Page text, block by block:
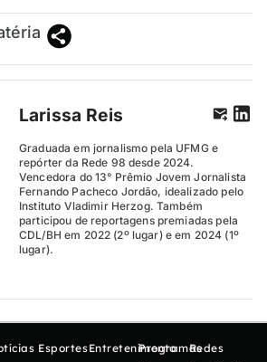
Larissa Reis
Graduada em jornalismo pela UFMG e
repórter da Rede 98 desde 2024.
Vencedora do 13° Prêmio Jovem Jornalista
Fernando Pacheco Jordão, idealizado pelo
Instituto Vladimir Herzog. Também
participou de reportagens premiadas pela
CDL/BH em 2022 (2º lugar) e em 2024 (1º
lugar).
EsportesEntretenimento
ProgramasRedes